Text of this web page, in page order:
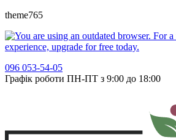
theme765
096 053-54-05
Графік роботи ПН-ПТ з 9:00 до 18:00